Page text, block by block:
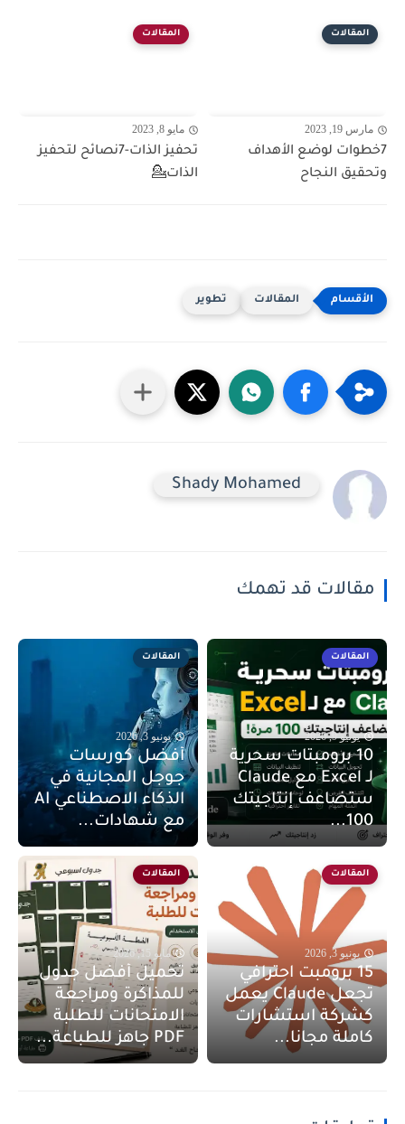
المقالات
مارس 19, 2023
7خطوات لوضع الأهداف
وتحقيق النجاح
المقالات
مايو 8, 2023
تحفيز الذات-7نصائح لتحفيز
الذات💁
المقالات تطوير
Shady Mohamed
مقالات قد تهمك
المقالات
يونيو 9, 2026
10 برومبتات سحرية
لـ Excel مع Claude
ستضاعف إنتاجيتك
100...
المقالات
يونيو 3, 2026
أفضل كورسات
جوجل المجانية في
الذكاء الاصطناعي AI
مع شهادات...
المقالات
يونيو 3, 2026
15 برومبت احترافي
تجعل Claude يعمل
كشركة استشارات
كاملة مجانا...
المقالات
مايو 15, 2026
تحميل أفضل جدول
للمذاكرة ومراجعة
الامتحانات للطلبة
PDF جاهز للطباعة...